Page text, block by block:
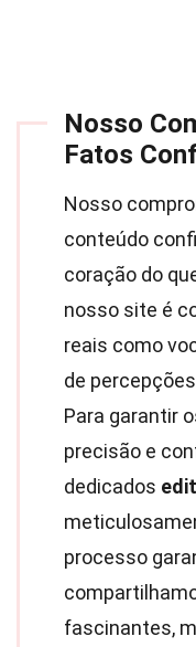
Nosso
Fatos
Nosso
conteúdo
coração do
nosso site é
reais como
de
Para garantir
precisão e
dedicados
processo
fascinantes,